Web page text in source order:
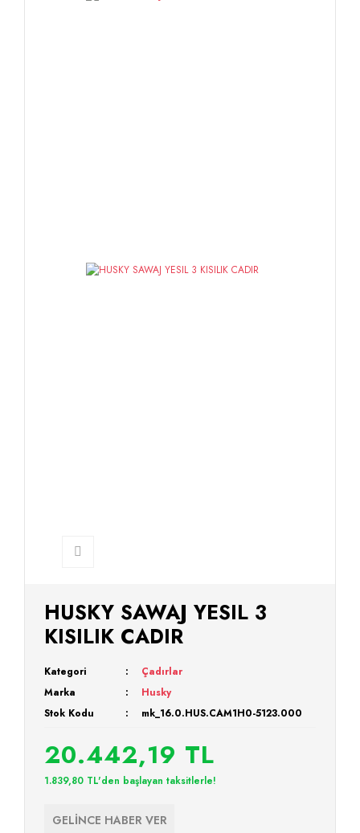
HUSKY SAWAJ YESIL 3
KISILIK CADIR
Kategori
Çadırlar
Marka
Husky
Stok Kodu
mk_16.0.HUS.CAM1H0-5123.000
20.442,19 TL
1.839,80 TL'den başlayan taksitlerle!
GELİNCE HABER VER